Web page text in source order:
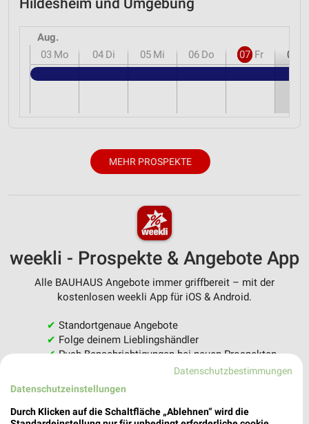
Hildesheim und Umgebung
Aug.
03 Mo 04 Di 05 Mi 06 Do 07 Fr 08
MEHR PROSPEKTE
weekli - Prospekte & Angebote App
Alle BAUHAUS Angebote immer griffbereit – mit der
kostenlosen weekli App für iOS & Android.
✔ Standortgenaue Angebote
✔ Folge deinem Lieblingshändler
✔Push-Benachrichtigungen bei neuen Prospekten
Einkaufsliste - Einkauf stressfrei planen
Datenschutzbestimmungen
Datenschutzeinstellungen
Durch Klicken auf die Schaltfläche „Ablehnen“ wird die